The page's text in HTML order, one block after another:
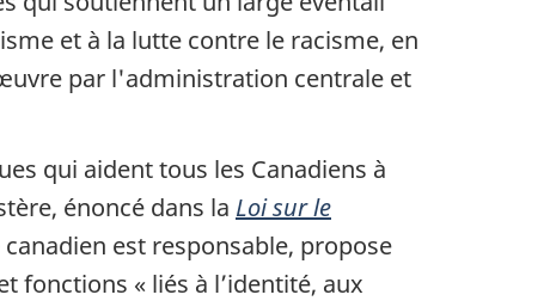
et à la lutte contre le racisme, en
par l'administration centrale et
qui aident tous les Canadiens à
énoncé dans la Loi sur le
est responsable, propose
fonctions « liés à l’identité, aux